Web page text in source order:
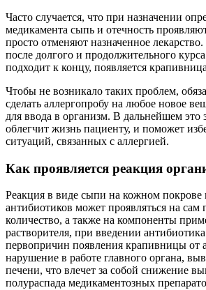
Часто случается, что при назначении
медикамента сыпь и отечность
просто отменяют назначенное
после долгого и продолжительного
подходит к концу, появляется
Чтобы не возникало таких проблем,
сделать аллергопробу на любое новое
для ввода в организм. В дальнейшем это
облегчит жизнь пациенту, и поможет
ситуаций, связанных с аллергией.
Как проявляется реакция
Реакция в виде сыпи на кожном покрове
антибиотиков может проявляться на сам
количество, а также на компоненты
растворителя, при введении
первопричин появления крапивницы от
нарушение в работе главного органа,
печени, что влечет за собой снижение
полураспада медикаментозных